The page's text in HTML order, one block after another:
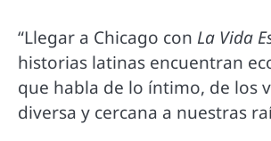
“Llegar a Chicago con La Vida
historias latinas encuentran
que habla de lo íntimo, de los
diversa y cercana a nuestras